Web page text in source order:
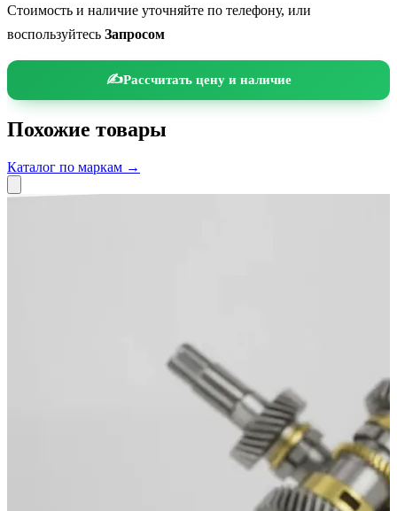
Стоимость и наличие уточняйте по телефону, или
воспользуйтесь Запросом
Рассчитать цену и наличие
Похожие товары
Каталог по маркам →